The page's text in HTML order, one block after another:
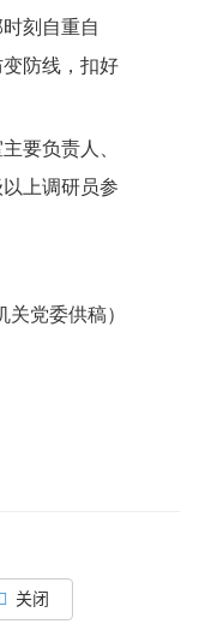
刻自重自
防线，扣好
要负责人、
上调研员参
关党委供稿）
关闭